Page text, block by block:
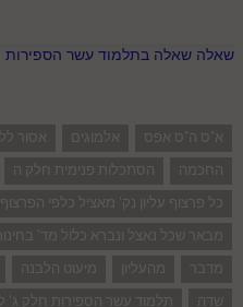
שאלה שאלה בתלמוד עשר הספירות
א"ס ה"ס אפס אלמוגים אסור
החכמה
הסתכלות פנימית חלק ה
כל פרצוף עליון נק' מאציל כלפי
מבאר שכל נאצל ונברא כלול מד'
מדבר
מהעליון מיעוט הלבנה
שדה
תלמוד עשר הספירות חלק ג'